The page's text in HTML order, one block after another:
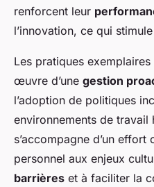
renforcent leur
l’innovation, ce qui
Les pratiques
œuvre d’une gestion
l’adoption de politiques
environnements de travail
s’accompagne d’un
personnel aux enjeux
barrières et à faciliter la